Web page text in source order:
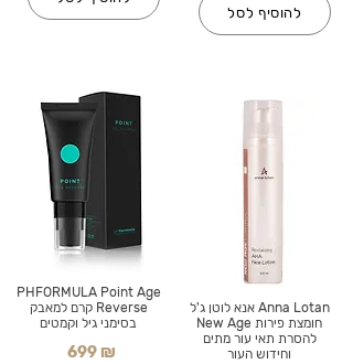
PHFORMULA Point Age
Reverse קרם למאבק
בסימני גיל וקמטים
699 ₪
להוסיף לסל
Anna Lotan אנא לוטן ג'ל
חומצת פירות New Age
להסרת תאי עור מתים
וחידוש העור